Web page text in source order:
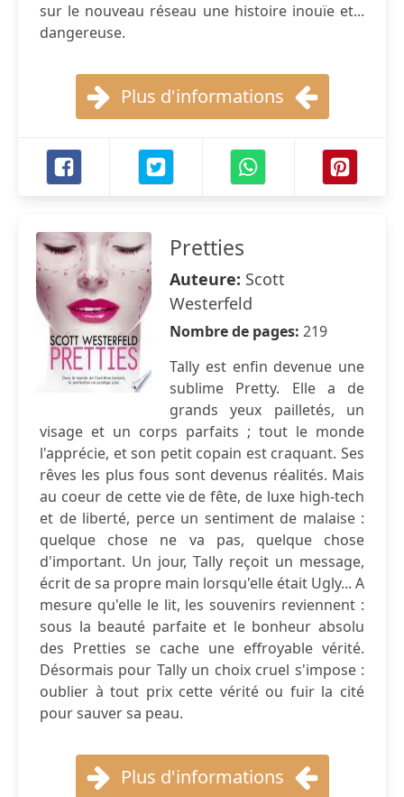
sur le nouveau réseau une histoire inouïe et...
dangereuse.
Plus d'informations
Pretties
Auteure: Scott
Westerfeld
Nombre de pages: 219
Tally est enfin devenue une
sublime Pretty. Elle a de
grands yeux pailletés, un
visage et un corps parfaits ; tout le monde
l'apprécie, et son petit copain est craquant. Ses
rêves les plus fous sont devenus réalités. Mais
au coeur de cette vie de fête, de luxe high-tech
et de liberté, perce un sentiment de malaise :
quelque chose ne va pas, quelque chose
d'important. Un jour, Tally reçoit un message,
écrit de sa propre main lorsqu'elle était Ugly... A
mesure qu'elle le lit, les souvenirs reviennent :
sous la beauté parfaite et le bonheur absolu
des Pretties se cache une effroyable vérité.
Désormais pour Tally un choix cruel s'impose :
oublier à tout prix cette vérité ou fuir la cité
pour sauver sa peau.
Plus d'informations